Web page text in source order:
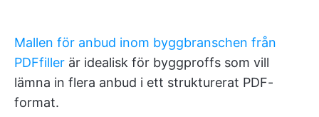
Mallen för anbud inom byggbranschen från
PDFfiller är idealisk för byggproffs som vill
lämna in flera anbud i ett strukturerat PDF-
format.